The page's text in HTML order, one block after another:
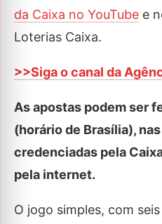
da Caixa no YouTube e
Loterias Caixa.
>>Siga o canal da
As apostas podem ser
(horário de Brasília),
credenciadas pela
pela internet.
O jogo simples, com